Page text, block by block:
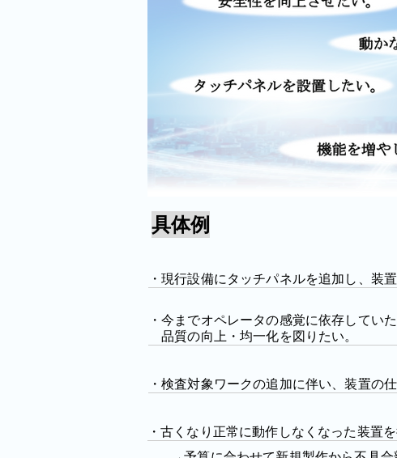
具体例
・現行設備にタッチパネルを追加し、装
・今までオペレータの感覚に依存してい
品質の向上・均一化を図りたい。
・検査対象ワークの追加に伴い、装置の
・古くなり正常に動作しなくなった装置を